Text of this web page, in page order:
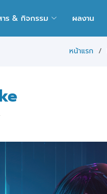
าร & กิจกรรม ผลงาน
หน้าแรก